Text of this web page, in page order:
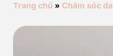
Trang chủ » Chăm sóc da